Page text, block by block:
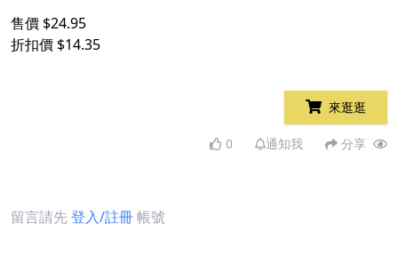
售價 $24.95
折扣價 $14.35
來逛逛
0 通知我 分享
留言請先登入/註冊帳號